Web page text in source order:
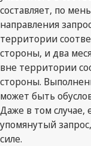
составляет, по
направления
территории
стороны, и два
вне территории
стороны.
может быть
Даже в том случае,
упомянутый
силе.